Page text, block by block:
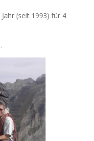
(seit 1993) für 4